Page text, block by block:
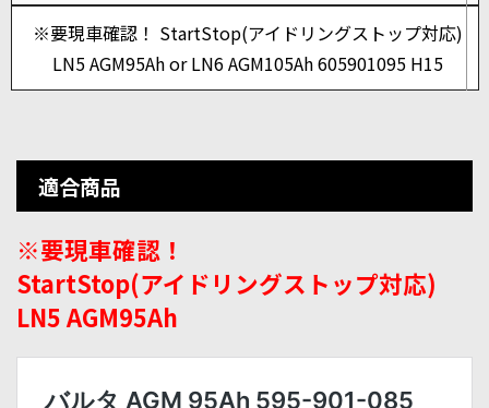
※要現車確認！ StartStop(アイドリングストップ対応)
LN5 AGM95Ah or LN6 AGM105Ah 605901095 H15
適合商品
※要現車確認！
StartStop(アイドリングストップ対応)
LN5 AGM95Ah